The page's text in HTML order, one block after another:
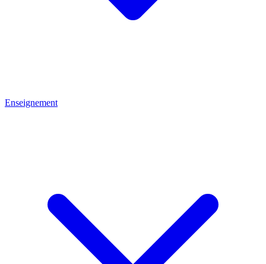
Enseignement